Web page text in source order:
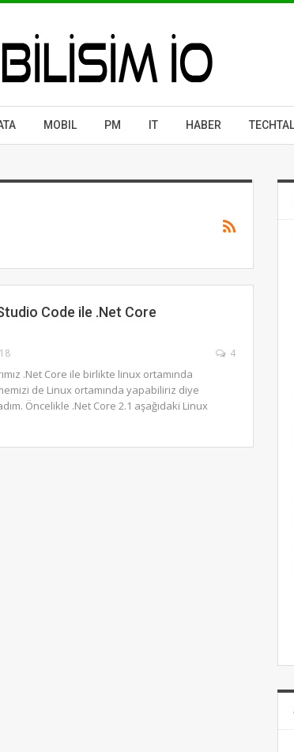
MOBIL PM IT HABER
Code ile .Net Core
4
.Net Core ile birlikte linux ortamında
de Linux ortamında yapabiliriz diye
Öncelikle .Net Core 2.1 aşağıdaki Linux